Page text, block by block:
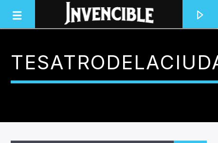
INVENCIBLE RADIO
JUNTOS SOMOS INVENCIBLES